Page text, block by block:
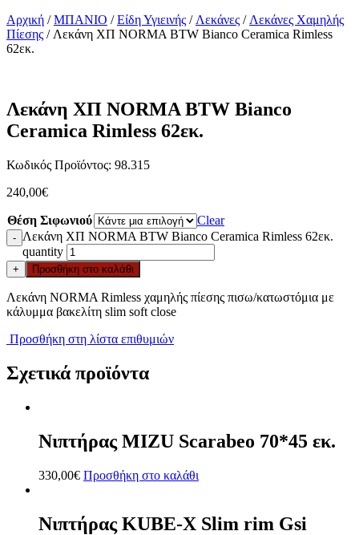
Αρχική /ΜΠΑΝΙΟ /Είδη Υγιεινής / Λεκάνες / Λεκάνες Χαμηλής
Πίεσης / Λεκάνη ΧΠ NORMA BTW Bianco Ceramica Rimless
62εκ.
Λεκάνη ΧΠ NORMA BTW Bianco
Ceramica Rimless 62εκ.
Κωδικός Προϊόντος: 98.315
240,00€
Θέση Σιφωνιού Clear
- Λεκάνη ΧΠ NORMA BTW Bianco Ceramica Rimless 62εκ.
quantity
+ Προσθήκη στο καλάθι
Λεκάνη NORMA Rimless χαμηλής πίεσης πισω/κατωστόμια με
κάλυμμα βακελίτη slim soft close
Προσθήκη στη λίστα επιθυμιών
Σχετικά προϊόντα
Νιπτήρας MIZU Scarabeo 70*45 εκ.
330,00€ Προσθήκη στο καλάθι
Νιπτήρας KUBE-X Slim rim Gsi